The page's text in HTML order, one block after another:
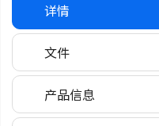
详情
文件
产品信息